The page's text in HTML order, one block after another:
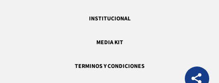
INSTITUCIONAL
MEDIA KIT
TERMINOS Y CONDICIONES